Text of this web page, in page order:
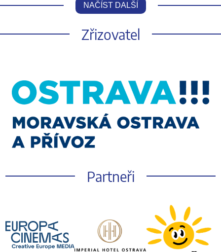
NAČÍST DALŠÍ
Zřizovatel
Partneři